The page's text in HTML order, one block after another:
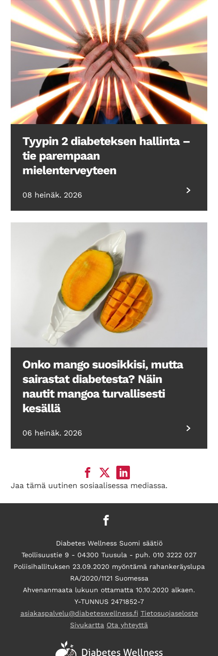
Tyypin 2 diabeteksen hallinta –
tie parempaan
mielenterveyteen
08 heinäk. 2026
Onko mango suosikkisi, mutta
sairastat diabetesta? Näin
nautit mangoa turvallisesti
kesällä
06 heinäk. 2026
Jaa tämä uutinen sosiaalisessa mediassa.
Diabetes Wellness Suomi säätiö
Teollisuustie 9 - 04300 Tuusula - puh. 010 3222 027
Poliisihallituksen 23.09.2020 myöntämä rahankeräyslupa
RA/2020/1121 Suomessa
Ahvenanmaata lukuun ottamatta 10.10.2020 alkaen.
Y-TUNNUS 2471852-7
asiakaspalvelu@diabeteswellness.fi Tietosuojaseloste
Sivukartta Ota yhteyttä